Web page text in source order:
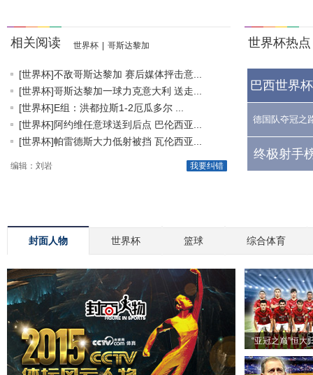
相关阅读 世界杯 哥斯达黎加
[世界杯]不敌哥斯达黎加 赛后媒体抨击意...
[世界杯]哥斯达黎加一球力克意大利 送走...
[世界杯]E组：洪都拉斯1-2厄瓜多尔 ...
[世界杯]阿约维任意球送到后点 巴伦西亚...
[世界杯]帕雷德斯大力低射被挡 瓦伦西亚...
我要纠错
编辑：刘岩
世界杯热点
巴西世界
德国队夺冠之
终极射手
封面人物 世界杯 篮球 综合体育
“亚冠之巅”恒大